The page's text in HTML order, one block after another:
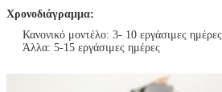
Χρονοδιάγραμμα:
Κανονικό μοντέλο: 3- 10 εργάσιμες ημέρες
Άλλα: 5-15 εργάσιμες ημέρες